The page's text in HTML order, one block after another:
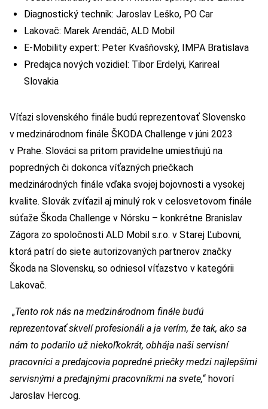
Diagnostický technik: Jaroslav Leško, PO Car
Lakovač: Marek Arendáč, ALD Mobil
E-Mobility expert: Peter Kvašňovský, IMPA Bratislava
Predajca nových vozidiel: Tibor Erdelyi, Karireal
Slovakia
Víťazi slovenského finále budú reprezentovať Slovensko
v medzinárodnom finále ŠKODA Challenge v júni 2023
v Prahe. Slováci sa pritom pravidelne umiestňujú na
popredných či dokonca víťazných priečkach
medzinárodných finále vďaka svojej bojovnosti a vysokej
kvalite. Slovák zvíťazil aj minulý rok v celosvetovom finále
súťaže Škoda Challenge v Nórsku – konkrétne Branislav
Zágora zo spoločnosti ALD Mobil s.r.o. v Starej Ľubovni,
ktorá patrí do siete autorizovaných partnerov značky
Škoda na Slovensku, so odniesol víťazstvo v kategórii
Lakovač.
„Tento rok nás na medzinárodnom finále budú
reprezentovať skvelíprofesionáli a ja verím, že tak, ako sa
nám to podarilo už niekoľkokrát, obhája naši servisní
pracovníci a predajcovia popredné priečky medzi najlepšími
servisnými a predajnými pracovníkmi na svete,“ hovorí
Jaroslav Hercog.